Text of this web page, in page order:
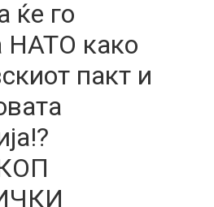
ќе го
НАТО како
пакт и